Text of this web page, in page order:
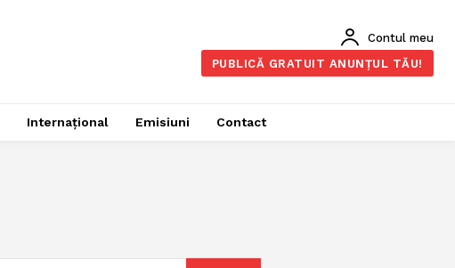
Contul meu
PUBLICĂ GRATUIT ANUNȚUL TĂU!
Internațional Emisiuni Contact